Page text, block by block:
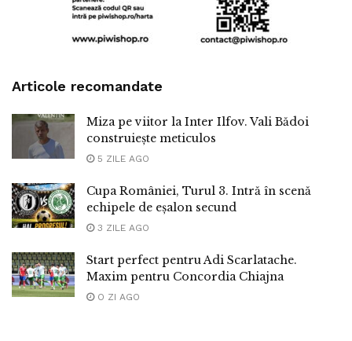
Articole recomandate
Miza pe viitor la Inter Ilfov. Vali Bădoi
construiește meticulos
5 ZILE AGO
Cupa României, Turul 3. Intră în scenă
echipele de eșalon secund
3 ZILE AGO
Start perfect pentru Adi Scarlatache.
Maxim pentru Concordia Chiajna
O ZI AGO